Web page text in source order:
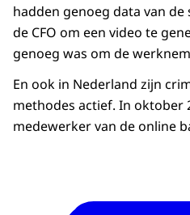
hadden genoeg data van
de CFO om een video te
genoeg was om de
En ook in Nederland zijn
methodes actief. In oktober
medewerker van de online